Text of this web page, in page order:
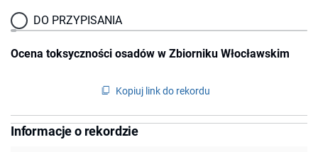
DO PRZYPISANIA
Ocena toksyczności osadów w Zbiorniku Włocławskim
Kopiuj link do rekordu
Informacje o rekordzie